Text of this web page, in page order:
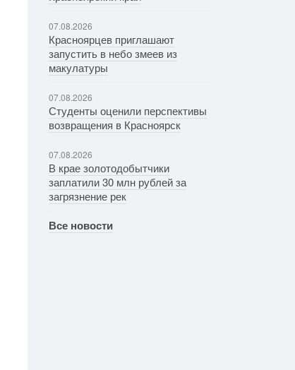
07.08.2026
Красноярцев приглашают
запустить в небо змеев из
макулатуры
07.08.2026
Студенты оценили перспективы
возвращения в Красноярск
07.08.2026
В крае золотодобытчики
заплатили 30 млн рублей за
загрязнение рек
Все новости